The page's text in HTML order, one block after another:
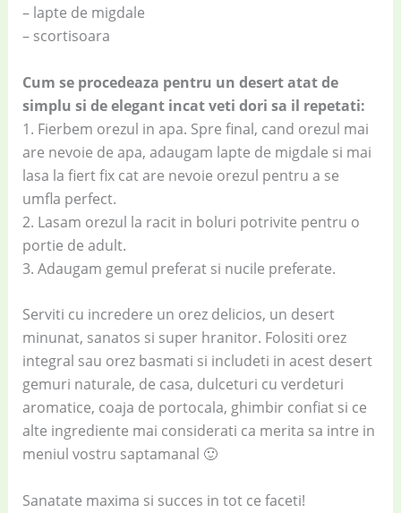
– lapte de migdale
– scortisoara
Cum se procedeaza pentru un desert atat de
simplu si de elegant incat veti dori sa il repetati:
1. Fierbem orezul in apa. Spre final, cand orezul mai
are nevoie de apa, adaugam lapte de migdale si mai
lasa la fiert fix cat are nevoie orezul pentru a se
umfla perfect.
2. Lasam orezul la racit in boluri potrivite pentru o
portie de adult.
3. Adaugam gemul preferat si nucile preferate.
Serviti cu incredere un orez delicios, un desert
minunat, sanatos si super hranitor. Folositi orez
integral sau orez basmati si includeti in acest desert
gemuri naturale, de casa, dulceturi cu verdeturi
aromatice, coaja de portocala, ghimbir confiat si ce
alte ingrediente mai considerati ca merita sa intre in
meniul vostru saptamanal 🙂
Sanatate maxima si succes in tot ce faceti!